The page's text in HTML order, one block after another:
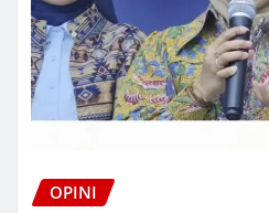
OPINI